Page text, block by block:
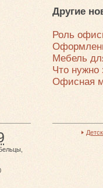
Другие
Роль
Мебель
Что
Офисная